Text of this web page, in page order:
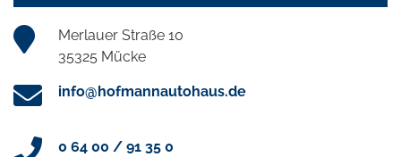
Merlauer Straße 10
35325 Mücke
info@hofmannautohaus.de
0 64 00 / 91 35 0